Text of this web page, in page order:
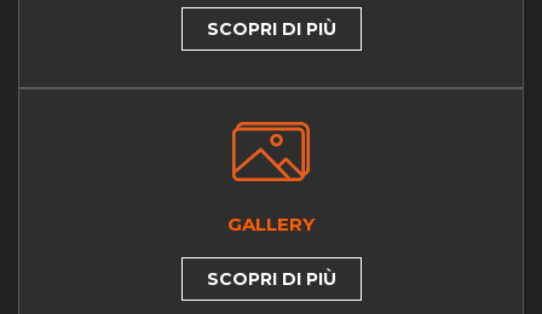
SCOPRI DI PIÙ
GALLERY
SCOPRI DI PIÙ